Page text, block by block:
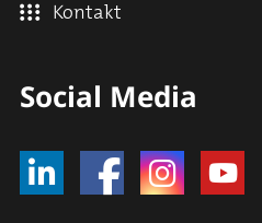
Kontakt
Social Media